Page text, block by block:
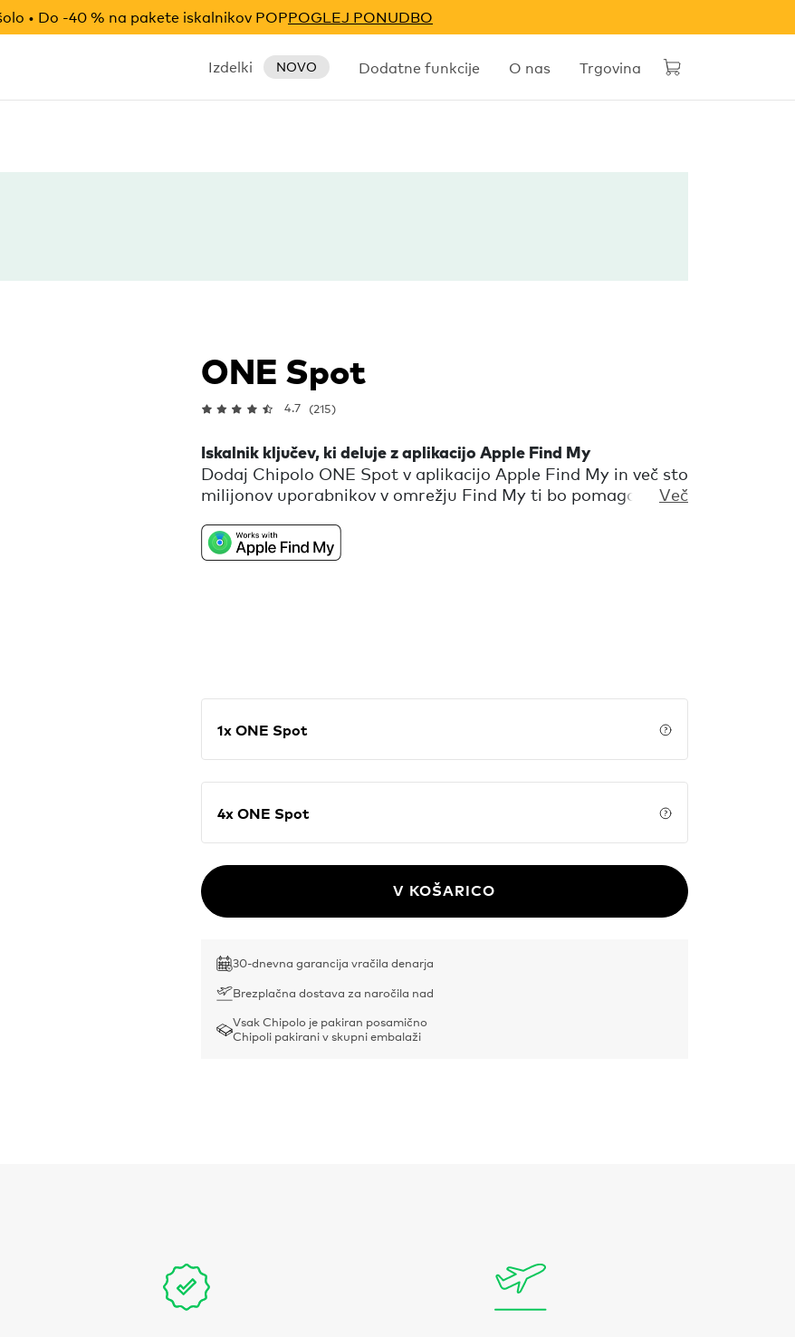
• Do -40 % na pakete iskalnikov POPPOGLEJ PONUDBO
Izdelki NOVO Dodatne funkcije O nas Trgovina
ONE Spot
4.7 (215)
Iskalnik ključev, ki deluje z aplikacijo Apple Find My
Dodaj Chipolo ONE Spot v aplikacijo Apple Find My in več sto
milijonov uporabnikov v omrežju Find My ti bo pomagalo
pokliči in glasno zvonjenje ti bo razkrilo njihovo lokacijo.
Prejmi obvestilo, ko pozabiš svoje ključe, ali ko omrežje Apple
Več
1x ONE Spot Price details
4x ONE Spot Price details
V KOŠARICO
30-dnevna garancija vračila denarja
Brezplačna dostava za naročila nad
Vsak Chipolo je pakiran posamično
Chipoli pakirani v skupni embalaži